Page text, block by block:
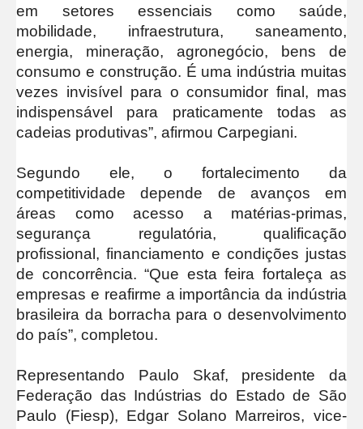
em setores essenciais como saúde,
mobilidade, infraestrutura, saneamento,
energia, mineração, agronegócio, bens de
consumo e construção. É uma indústria muitas
vezes invisível para o consumidor final, mas
indispensável para praticamente todas as
cadeias produtivas”, afirmou Carpegiani.
Segundo ele, o fortalecimento da
competitividade depende de avanços em
áreas como acesso a matérias-primas,
segurança regulatória, qualificação
profissional, financiamento e condições justas
de concorrência. “Que esta feira fortaleça as
empresas e reafirme a importância da indústria
brasileira da borracha para o desenvolvimento
do país”, completou.
Representando Paulo Skaf, presidente da
Federação das Indústrias do Estado de São
Paulo (Fiesp), Edgar Solano Marreiros, vice-